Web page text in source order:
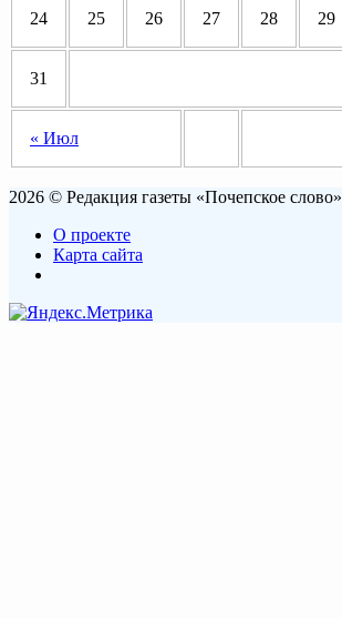
« Июл
24 25 26 27 28 29
31
2026 © Редакция газеты «Почепское слово»
О проекте
Карта сайта